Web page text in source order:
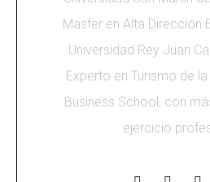
Master en Alta Dirección
Universidad Rey Juan
Experto en Turismo de
Business School, con
ejercicio